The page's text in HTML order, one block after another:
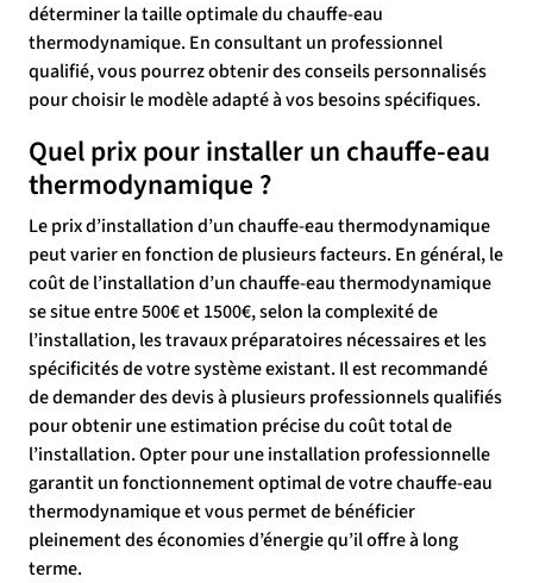
déterminer la taille optimale du chauffe-eau
thermodynamique. En consultant un professionnel
qualifié, vous pourrez obtenir des conseils personnalisés
pour choisir le modèle adapté à vos besoins spécifiques.
Quel prix pour installer un chauffe-eau
thermodynamique ?
Le prix d’installation d’un chauffe-eau thermodynamique
peut varier en fonction de plusieurs facteurs. En général, le
coût de l’installation d’un chauffe-eau thermodynamique
se situe entre 500€ et 1500€, selon la complexité de
l’installation, les travaux préparatoires nécessaires et les
spécificités de votre système existant. Il est recommandé
de demander des devis à plusieurs professionnels qualifiés
pour obtenir une estimation précise du coût total de
l’installation. Opter pour une installation professionnelle
garantit un fonctionnement optimal de votre chauffe-eau
thermodynamique et vous permet de bénéficier
pleinement des économies d’énergie qu’il offre à long
terme.